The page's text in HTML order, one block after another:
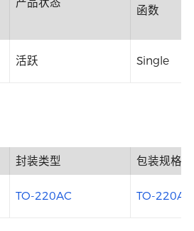
产品状态
函数
活跃 Single
封装类型 包装规格
TO-220AC TO-220AC